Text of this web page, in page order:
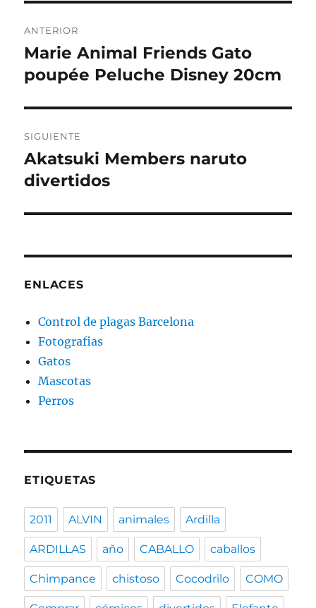
de
entradas
ANTERIOR
Entrada
anterior:
Marie Animal Friends Gato
poupée Peluche Disney 20cm
SIGUIENTE
Entrada
siguiente:
Akatsuki Members naruto
divertidos
ENLACES
Control de plagas Barcelona
Fotografias
Gatos
Mascotas
Perros
ETIQUETAS
2011 ALVIN animales Ardilla
ARDILLAS año CABALLO caballos
Chimpance chistoso Cocodrilo COMO